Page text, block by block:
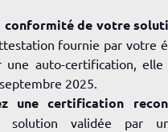
conformité de votre
fournie par votre
une auto-certification,
2025.
une certification
solution validée par